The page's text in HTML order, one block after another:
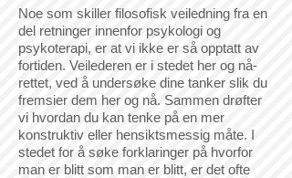
Noe som skiller filosofisk veiledning fra en
del retninger innenfor psykologi og
psykoterapi, er at vi ikke er så opptatt av
fortiden. Veilederen er i stedet her og nå-
rettet, ved å undersøke dine tanker slik du
fremsier dem her og nå. Sammen drøfter
vi hvordan du kan tenke på en mer
konstruktiv eller hensiktsmessig måte. I
stedet for å søke forklaringer på hvorfor
man er blitt som man er blitt, er det ofte